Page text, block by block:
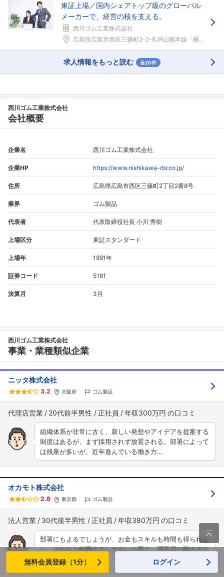
東証上場／国内シェアトップ級のグローバル
メーカーで、経営の核を支える。
西川ゴム工業株式会社
広島県広島市西区三篠町2-2-8JR山陽本線「横川...
求人情報をもっと読む 全20件
西川ゴム工業株式会社
会社概要
企業名 西川ゴム工業株式会社
企業HP https://www.nishikawa-rbr.co.jp/
住所 広島県広島市西区三篠町2丁目2番8号
業界 ゴム製品
代表者 代表取締役社長 小川 秀樹
上場区分 東証スタンダード
上場年 1991年
証券コード 5161
決算月 3月
西川ゴム工業株式会社
事業・業種類似企業
ニッタ株式会社
3.2 大阪府 ゴム製品
代理店営業 20代前半男性 正社員 年収300万円
組織体系が非常に古く、新しい発想やアイデアを提案する
制度はあるが、まず採用されず放置される。部署によって
は残業が多いが、近年進んでいる働き方…
オカモト株式会社
2.8 東京都 ゴム製品
法人営業 30代後半男性 正社員 年収380万円
部署にもよるでしょうが、お金もスキルも時間も得られな
い、それなら転職するしかないと思う。理不尽に耐えるス
キルだけはつきますが、そんなスキルは…

無料会員登録（1分） ログイン